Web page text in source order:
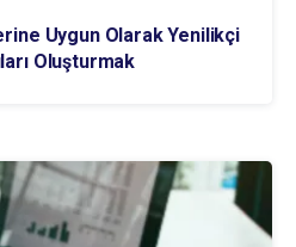
Uygun Olarak Yenilikçi
Oluşturmak